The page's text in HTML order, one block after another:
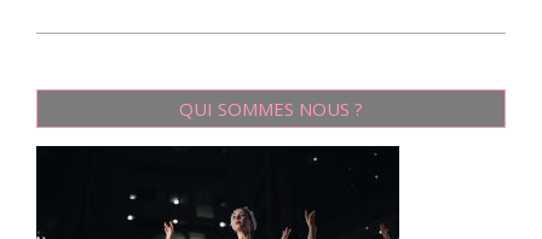
QUI SOMMES NOUS ?